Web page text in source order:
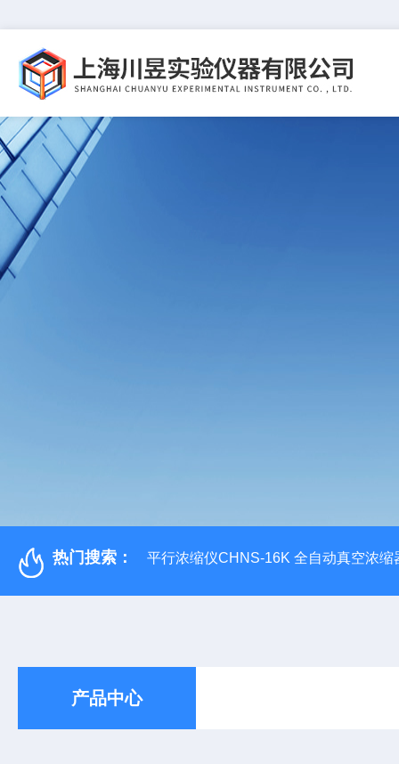
热门搜索： 平行浓缩仪CHNS-16K 全自动真空浓缩
产品中心